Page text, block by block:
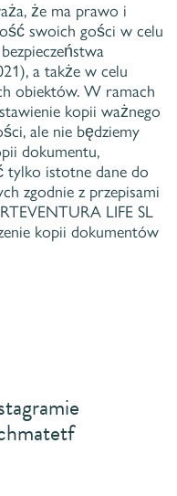
że ma prawo i
swoich gości w celu
a także w celu
obiektów. W ramach
kopii ważnego
ale nie będziemy
dokumentu,
tylko istotne dane do
zgodnie z przepisami
LIFE SL
kopii dokumentów